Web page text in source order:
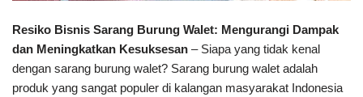
Resiko Bisnis Sarang Burung Walet: Mengurangi Dampak
dan Meningkatkan Kesuksesan – Siapa yang tidak kenal
dengan sarang burung walet? Sarang burung walet adalah
produk yang sangat populer di kalangan masyarakat Indonesia